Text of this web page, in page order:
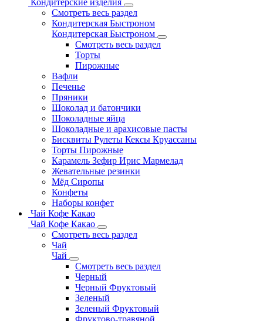
Кондитерские изделия
Смотреть весь раздел
Кондитерская Быстроном
Кондитерская Быстроном
Смотреть весь раздел
Торты
Пирожные
Вафли
Печенье
Пряники
Шоколад и батончики
Шоколадные яйца
Шоколадные и арахисовые пасты
Бисквиты Рулеты Кексы Круассаны
Торты Пирожные
Карамель Зефир Ирис Мармелад
Жевательные резинки
Мёд Сиропы
Конфеты
Наборы конфет
Чай Кофе Какао
Чай Кофе Какао
Смотреть весь раздел
Чай
Чай
Смотреть весь раздел
Черный
Черный Фруктовый
Зеленый
Зеленый Фруктовый
Фруктово-травяной